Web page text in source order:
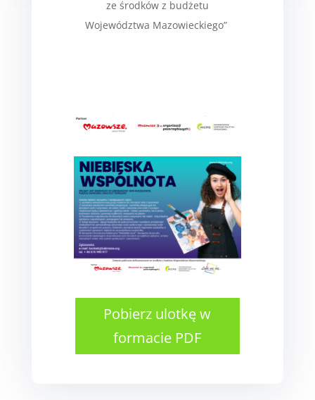
ze środków z budżetu
Województwa Mazowieckiego”
Pobierz ulotkę w
formacie PDF